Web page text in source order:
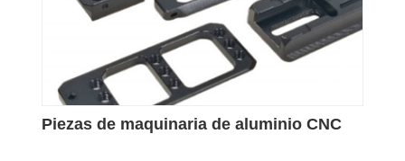
Piezas de maquinaria de aluminio CNC